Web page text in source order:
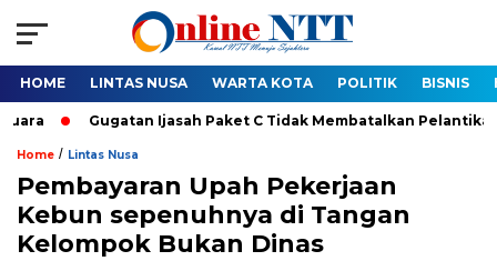
HOME LINTAS NUSA WARTA KOTA POLITIK BISNIS
Gugatan Ijasah Paket C Tidak Membatalkan Pelantikan
Home / Lintas Nusa
Pembayaran Upah Pekerjaan
Kebun sepenuhnya di Tangan
Kelompok Bukan Dinas